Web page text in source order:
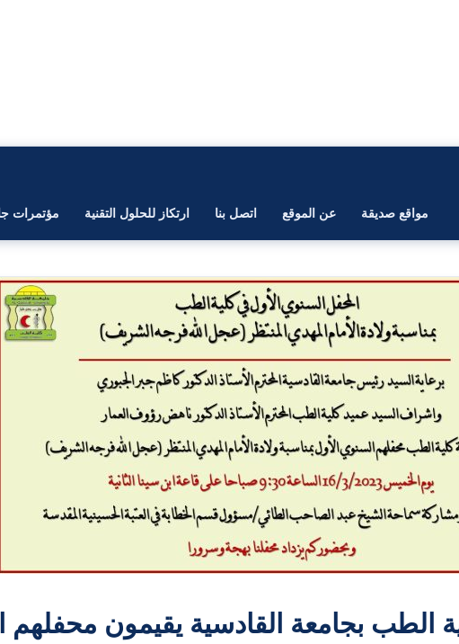
مواقع صديقة عن الموقع اتصل بنا ارتكاز للحلول التقنية مؤتمرات
الطب بجامعة القادسية يقيمون محفلهم